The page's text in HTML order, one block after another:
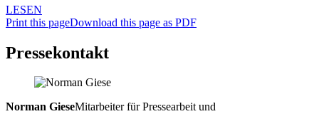
LESEN
Print this pageDownload this page as PDF
Pressekontakt
Norman GieseMitarbeiter für Pressearbeit und